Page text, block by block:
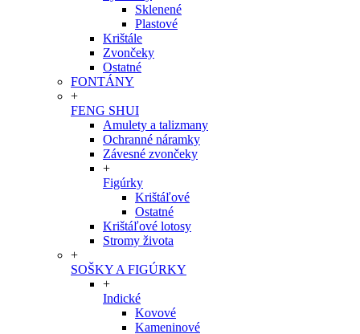
Sklenené
Plastové
Krištále
Zvončeky
Ostatné
FONTÁNY
+
FENG SHUI
Amulety a talizmany
Ochranné náramky
Závesné zvončeky
+
Figúrky
Krištáľové
Ostatné
Krištáľové lotosy
Stromy života
+
SOŠKY A FIGÚRKY
+
Indické
Kovové
Kameninové